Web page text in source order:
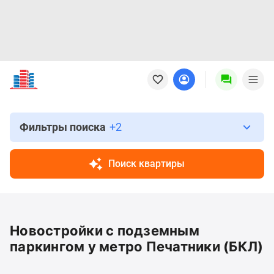
Новостройки
Квартиры
Новостройки
Москвы
Новостройки
Подмосковья
новостройки
Новостройки
Фильтры поиска +2
Поиск квартиры
Новостройки с подземным
паркингом у метро Печатники (БКЛ)